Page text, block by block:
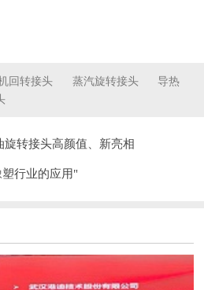
回转接头 蒸汽旋转接头
导热
旋转接头高颜值、新亮相
行业的应用"